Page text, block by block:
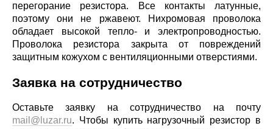
перегорание резистора. Все контакты латунные,
поэтому они не ржавеют. Нихромовая проволока
обладает высокой тепло- и электропроводностью.
Проволока резистора закрыта от повреждений
защитным кожухом с вентиляционными отверстиями.
Заявка на сотрудничество
Оставьте заявку на сотрудничество на почту
mail@luzar.ru. Чтобы купить нагрузочный резистор в